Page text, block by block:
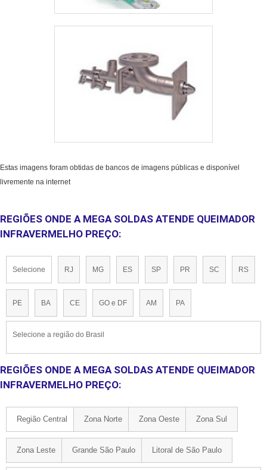
Estas imagens foram obtidas de bancos de imagens públicas e disponível
livremente na internet
REGIÕES ONDE A MEGA SOLDAS ATENDE QUEIMADOR
INFRAVERMELHO PREÇO:
Selecione RJ MG ES SP PR SC RS
PE BA CE GO e DF AM PA
Selecione a região do Brasil
REGIÕES ONDE A MEGA SOLDAS ATENDE QUEIMADOR
INFRAVERMELHO PREÇO:
Região Central Zona Norte Zona Oeste Zona Sul
Zona Leste Grande São Paulo Litoral de São Paulo